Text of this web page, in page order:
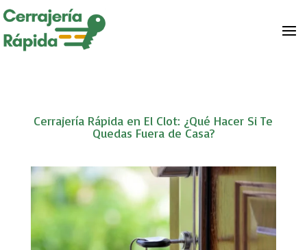
Cerrajería Rápida en El Clot: ¿Qué Hacer Si Te
Quedas Fuera de Casa?